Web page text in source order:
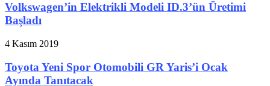
Volkswagen’in Elektrikli Modeli ID.3’ün Üretimi
Başladı
4 Kasım 2019
Toyota Yeni Spor Otomobili GR Yaris’i Ocak
Ayında Tanıtacak